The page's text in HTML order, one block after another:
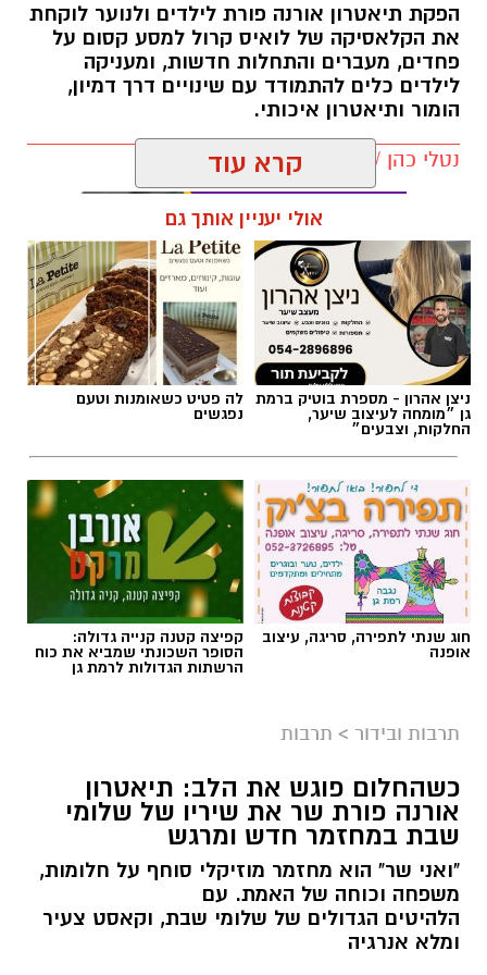
הפקת תיאטרון אורנה פורת לילדים ולנוער לוקחת
את הקלאסיקה של לואיס קרול למסע קסום על
פחדים, מעברים והתחלות חדשות, ומעניקה
לילדים כלים להתמודד עם שינויים דרך דמיון,
הומור ותיאטרון איכותי.
נטלי כהן / 13:55 22.07.26
תגים:הצגות ילדים, אליסה בארץ הפלאות
מעניק לילדים כלים
להתמודד עם מעברי שינויים ופרידות
ילדות וילדים רבים זקוקים לעוגנים של ביטחון
ושגרה. מעבר דירה, החלפת גן או בית ספר
יסודי, או כל שינוי משמעותי אחר עלולים לעורר
קרא עוד
אולי יעניין אותך גם
ניצן אהרון - מספרת בוטיק ברמת
גן ״מומחה לעיצוב שיער,
החלקות, וצבעים״
לה פטיט כשאומנות וטעם
נפגשים
חוג שנתי לתפירה, סריגה, עיצוב
אופנה
קפיצה קטנה קנייה גדולה:
הסופר השכונתי שמביא את כוח
הרשתות הגדולות לרמת גן
תרבות ובידור > תרבות
כשהחלום פוגש את הלב: תיאטרון
אורנה פורת שר את שיריו של שלומי
שבת במחזמר חדש ומרגש
"ואני שר" הוא מחזמר מוזיקלי סוחף על חלומות,
משפחה וכוחה של האמת. עם
הלהיטים הגדולים של שלומי שבת, וקאסט צעיר
ומלא אנרגיה